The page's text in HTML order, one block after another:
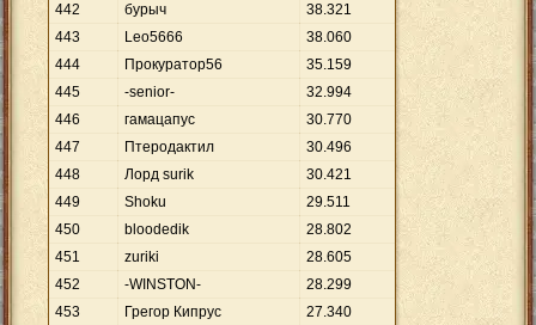
442
бурыч 38.321
443
Leo5666 38.060
444
Прокуратор56 35.159
445
-senior- 32.994
446
гамацапус 30.770
447
Птеродактил 30.496
448
Лорд surik 30.421
449
Shoku 29.511
450
bloodedik 28.802
451
zuriki 28.605
452
-WINSTON- 28.299
453
Грегор Кипрус 27.340